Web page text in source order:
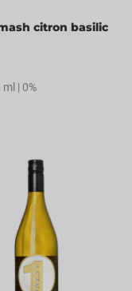
citron basilic
| 0%